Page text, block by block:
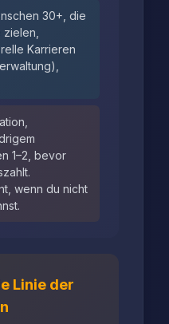
30+, die
Karrieren
1–2, bevor
wenn du nicht
Linie der